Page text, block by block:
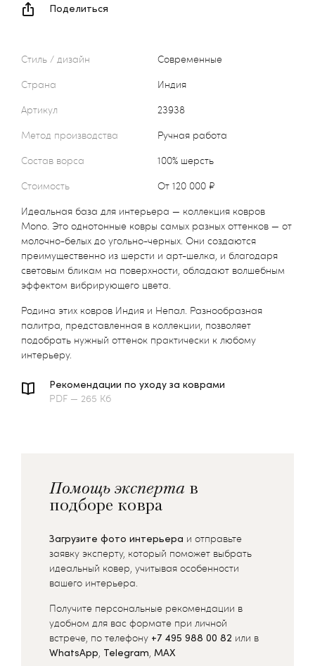
Стиль / дизайн
Современные
Страна
Индия
Артикул
23938
Метод производства
Ручная работа
Состав ворса
100% шерсть
Стоимость
от 120 000 ₽
Идеальная база для интерьера — коллекция ковров
Mono. Это однотонные ковры самых разных оттенков — от
молочно-белых до угольно-черных. Они создаются
преимущественно из шерсти и арт-шелка, и благодаря
световым бликам на поверхности, обладают волшебным
эффектом вибрирующего цвета.
Родина этих ковров Индия и Непал. Разнообразная
палитра, представленная в коллекции, позволяет
подобрать нужный оттенок практически к любому
интерьеру.
Рекомендации по уходу за коврами
PDF — 265 Кб
Поделиться
Помощь эксперта в
подборе ковра
Загрузите фото интерьера и отправьте
заявку эксперту, который поможет выбрать
идеальный ковер, учитывая особенности
вашего интерьера.
Получите персональные рекомендации в
удобном для вас формате при личной
встрече, по телефону +7 495 988 00 82 или в
WhatsApp, Telegram, MAX